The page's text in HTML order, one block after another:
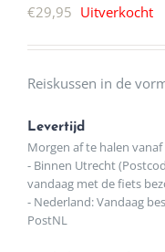
€29,95 Uitverkocht
Reiskussen in de
Levertijd
Morgen af te halen
- Binnen Utrecht
vandaag met de fiets
- Nederland: Vandaag
PostNL